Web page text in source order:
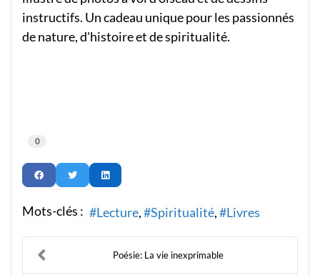
instructifs. Un cadeau unique pour les passionnés
de nature, d'histoire et de spiritualité.
0
Mots-clés : Lecture Spiritualité Livres
Poésie: La vie inexprimable